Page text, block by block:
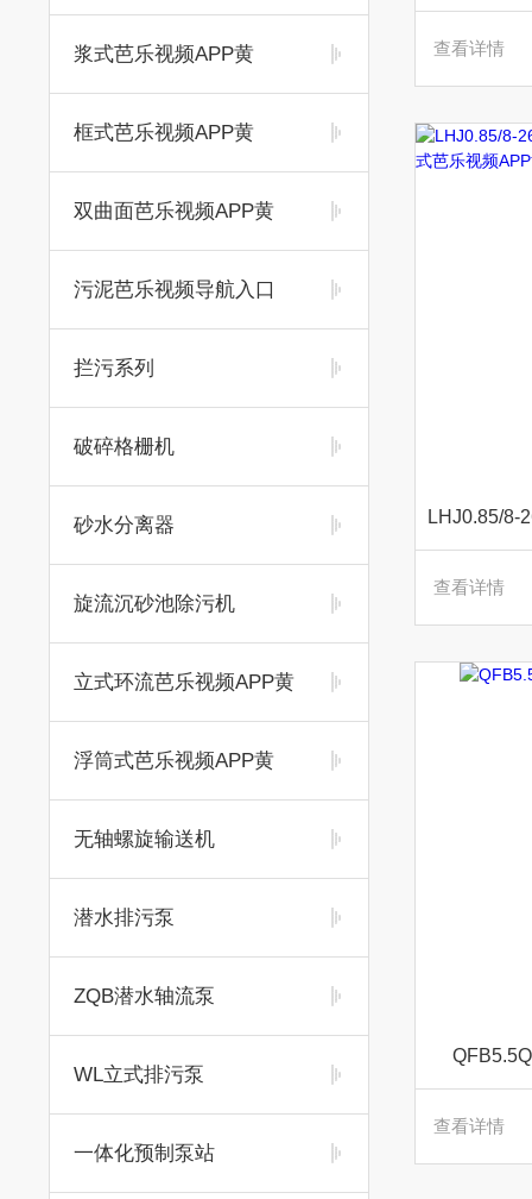
浆式芭乐视频APP黄
框式芭乐视频APP黄
双曲面芭乐视频APP黄
污泥芭乐视频导航入口
拦污系列
破碎格栅机
砂水分离器
旋流沉砂池除污机
立式环流芭乐视频APP黄
浮筒式芭乐视频APP黄
无轴螺旋输送机
潜水排污泵
ZQB潜水轴流泵
WL立式排污泵
一体化预制泵站
查看详情
查看详情
查看详情